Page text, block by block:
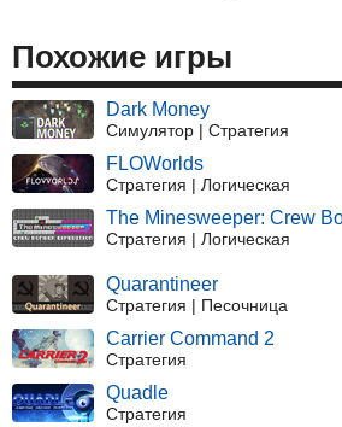
Похожие игры
Dark Money
Симулятор | Стратегия
FLOWorlds
Стратегия | Логическая
The Minesweeper: Crew
Стратегия | Логическая
Quarantineer
Стратегия | Песочница
Carrier Command 2
Стратегия
Quadle
Стратегия